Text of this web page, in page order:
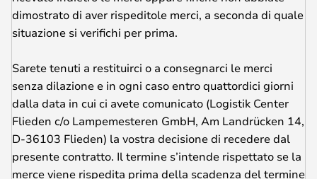
dimostrato di aver rispeditole merci, a seconda di quale
situazione si verifichi per prima.
Sarete tenuti a restituirci o a consegnarci le merci
senza dilazione e in ogni caso entro quattordici giorni
dalla data in cui ci avete comunicato (Logistik Center
Flieden c/o Lampemesteren GmbH, Am Landrücken 14,
D-36103 Flieden) la vostra decisione di recedere dal
presente contratto. Il termine s’intende rispettato se la
merce viene rispedita prima della scadenza del termine